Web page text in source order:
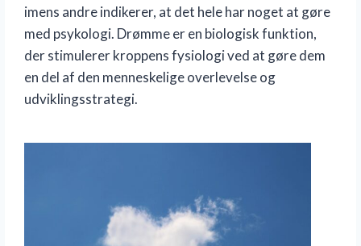
imens andre indikerer, at det hele har noget at gøre
med psykologi. Drømme er en biologisk funktion,
der stimulerer kroppens fysiologi ved at gøre dem
en del af den menneskelige overlevelse og
udviklingsstrategi.